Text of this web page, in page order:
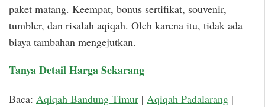
paket matang. Keempat, bonus sertifikat, souvenir,
tumbler, dan risalah aqiqah. Oleh karena itu, tidak ada
biaya tambahan mengejutkan.
Tanya Detail Harga Sekarang
Baca: Aqiqah Bandung Timur | Aqiqah Padalarang |